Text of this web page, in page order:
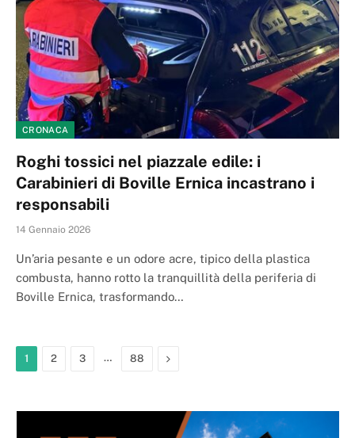
CRONACA
Roghi tossici nel piazzale edile: i
Carabinieri di Boville Ernica incastrano i
responsabili
14 Gennaio 2026
Un’aria pesante e un odore acre, tipico della plastica
combusta, hanno rotto la tranquillità della periferia di
Boville Ernica, trasformando…
1 2 3 … 88 Next